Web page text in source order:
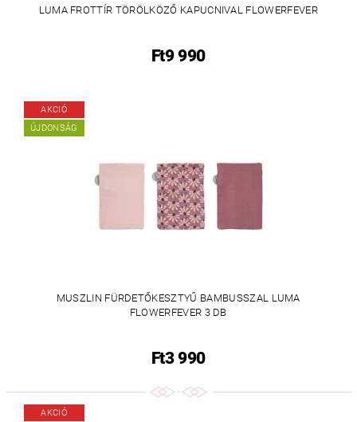
LUMA FROTTÍR TÖRÖLKÖZŐ KAPUCNIVAL FLOWERFEVER
Ft9 990
AKCIÓ
ÚJDONSÁG
MUSZLIN FÜRDETŐKESZTYŰ BAMBUSSZAL LUMA
FLOWERFEVER 3 DB
Ft3 990
AKCIÓ